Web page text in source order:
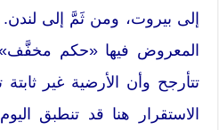
إلى بيروت، ومن ثَمَّ إلى لندن.
المعروض فيها «حكم مخفَّف»
تتأرجح وأن الأرضية غير
الاستقرار هنا قد تنطبق